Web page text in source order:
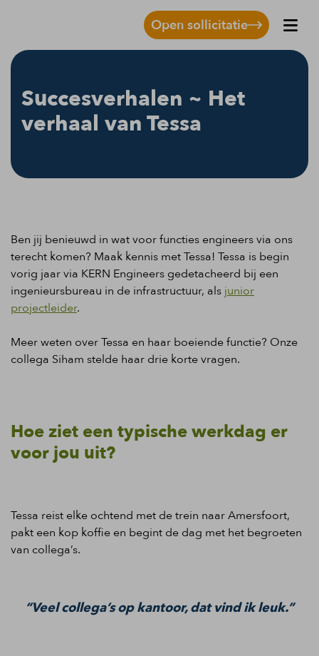
Open sollicitatie
Succesverhalen ~ Het
verhaal van Tessa
Ben jij benieuwd in wat voor functies engineers via ons
terecht komen? Maak kennis met Tessa! Tessa is begin
vorig jaar via KERN Engineers gedetacheerd bij een
ingenieursbureau in de infrastructuur, alsjunior
projectleider.
Meer weten over Tessa en haar boeiende functie? Onze
collega Siham stelde haar drie korte vragen.
Hoe ziet een typische werkdag er
voor jou uit?
Tessa reist elke ochtend met de trein naar Amersfoort,
pakt een kop koffie en begint de dag met het begroeten
van collega’s.
“Veel collega’s op kantoor, dat vind ik leuk.”